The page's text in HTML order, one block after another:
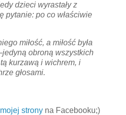
dzieci wyrastały z
pytanie: po co właściwie
miłość, a miłość była
obroną wszystkich
kurzawą i wichrem, i
głosami.
mojej strony na Facebooku;)